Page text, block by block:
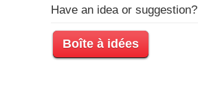
Have an idea or suggestion?
Boîte à idées